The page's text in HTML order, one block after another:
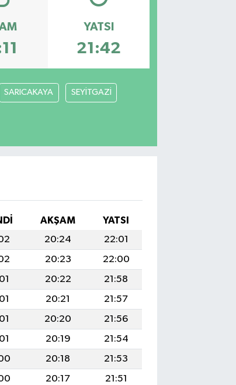
YATSI
21:42
SARICAKAYA SEYİTGAZİ
AKŞAM
YATSI
20:24
22:01
20:23
22:00
20:22
21:58
20:21
21:57
20:20
21:56
20:19
21:54
20:18
21:53
20:17
21:51